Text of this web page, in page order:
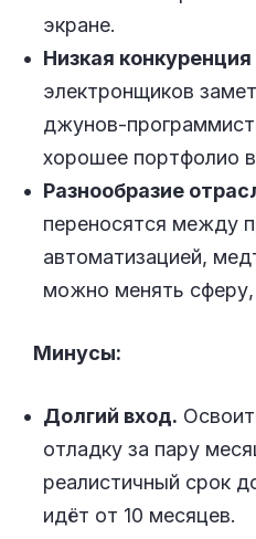
экране.
Низкая конкуренция
электронщиков
джунов-
хорошее портфолио
Разнообразие
переносятся между
автоматизацией,
можно менять сферу,
Минусы:
Долгий вход.
отладку за пару
реалистичный срок
идёт от 10 месяцев.